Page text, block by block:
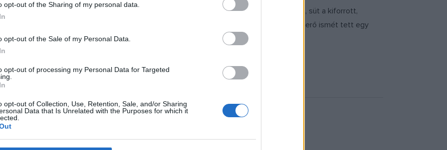
opt-out of the Sharing of my personal data.
opt-out of the Sale of my Personal Data.
opt-out of processing my Personal Data for Targeted
opt-out of Collection, Use, Retention, Sale, and/or Sharing
Data that Is Unrelated with the Purposes for which it
egységes zenei világban elevenednek fel. Az új műsor még vágtázóbb, mint az előző, süt a kiforrott,
örömteli röpítő erő, hipnotikus erejű vágtázó dallamok - a zenei varázserő ismét tett egy
Csodaszarvas